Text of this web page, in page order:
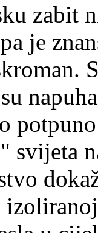
zabit
je
svijeta